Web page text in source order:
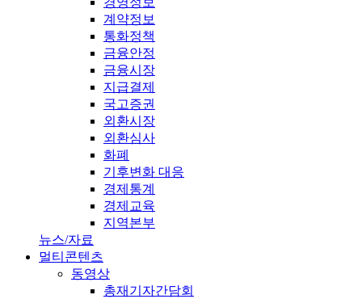
계약정보
통화정책
금융안정
금융시장
지급결제
국고증권
외환시장
외환심사
화폐
기후변화 대응
경제통계
경제교육
지역본부
뉴스/자료
멀티콘텐츠
동영상
총재기자간담회